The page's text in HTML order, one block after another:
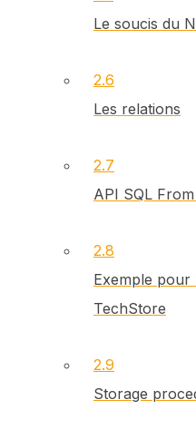
Le soucis du
2.6
Les relations
2.7
API SQL
2.8
Exemple pour
TechStore
2.9
Storage